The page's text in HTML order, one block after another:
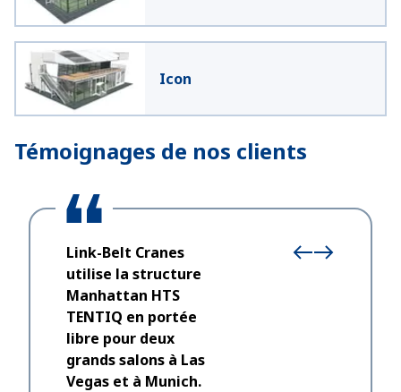
Icon
Témoignages de nos clients
Link-Belt Cranes
utilise la structure
Manhattan HTS
TENTIQ en portée
libre pour deux
grands salons à Las
Vegas et à Munich.